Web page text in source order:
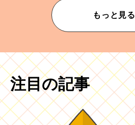
もっと見る
注目の記事